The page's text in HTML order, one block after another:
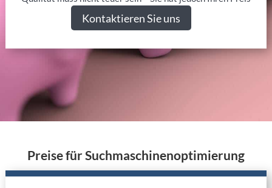
Kontaktieren Sie uns
Preise für Suchmaschinenoptimierung